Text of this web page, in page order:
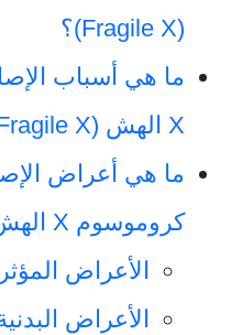
(Fragile X)؟
ما هي أسباب
X الهش (Fragile X)؟
ما هي أعراض
كروموسوم X الهش (Fragile X)؟
الأعراض
الأعراض